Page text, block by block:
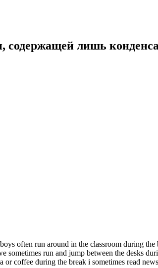
содержащей лишь
often run around in the classroom during
run and jump between the desks
or coffee during the break i sometimes read